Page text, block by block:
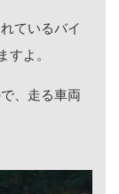
ているバイ
すよ。
、走る車両